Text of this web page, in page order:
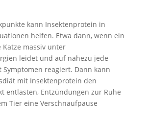
kann Insektenprotein in
helfen. Etwa dann, wenn ein
massiv unter
leidet und auf nahezu jede
Symptomen reagiert. Dann kann
mit Insektenprotein den
entlasten, Entzündungen zur Ruhe
Tier eine Verschnaufpause